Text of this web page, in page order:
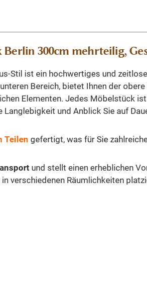
300cm mehrteilig,
Stil ist ein hochwertiges und
Bereich, bietet Ihnen der
Elementen. Jedes Möbelstück
und Anblick Sie auf
Teilen gefertigt, was für Sie
und stellt einen erheblichen
verschiedenen Räumlichkeiten